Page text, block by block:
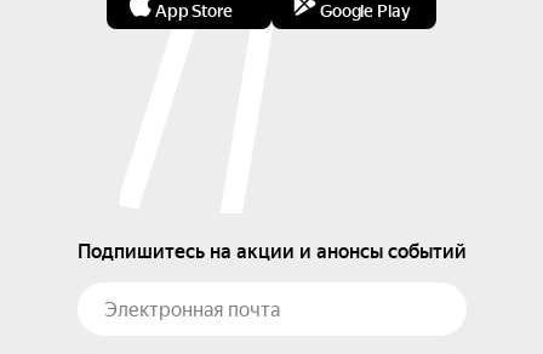
App Store Google Play
Подпишитесь на акции и анонсы событий